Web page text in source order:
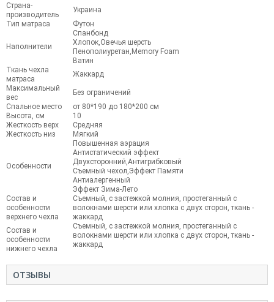
Страна-
производитель
Украина
Тип матраса
Футон
Наполнители
Спанбонд
Хлопок,Овечья шерсть
Пенополиуретан,Memory Foam
Ватин
Ткань чехла
матраса
Жаккард
Максимальный
вес
Без ограничений
Спальное место
от 80*190 до 180*200 см
Высота, см
10
Жесткость верх
Средняя
Жесткость низ
Мягкий
Особенности
Повышенная аэрация
Антистатический эффект
Двухсторонний,Антигрибковый
Съемный чехол,Эффект Памяти
Антиалергенный
Эффект Зима-Лето
Состав и
особенности
верхнего чехла
Съемный, с застежкой молния, простеганный с
волокнами шерсти или хлопка с двух сторон, ткань -
жаккард
Состав и
особенности
нижнего чехла
Съемный, с застежкой молния, простеганный с
волокнами шерсти или хлопка с двух сторон, ткань -
жаккард
ОТЗЫВЫ